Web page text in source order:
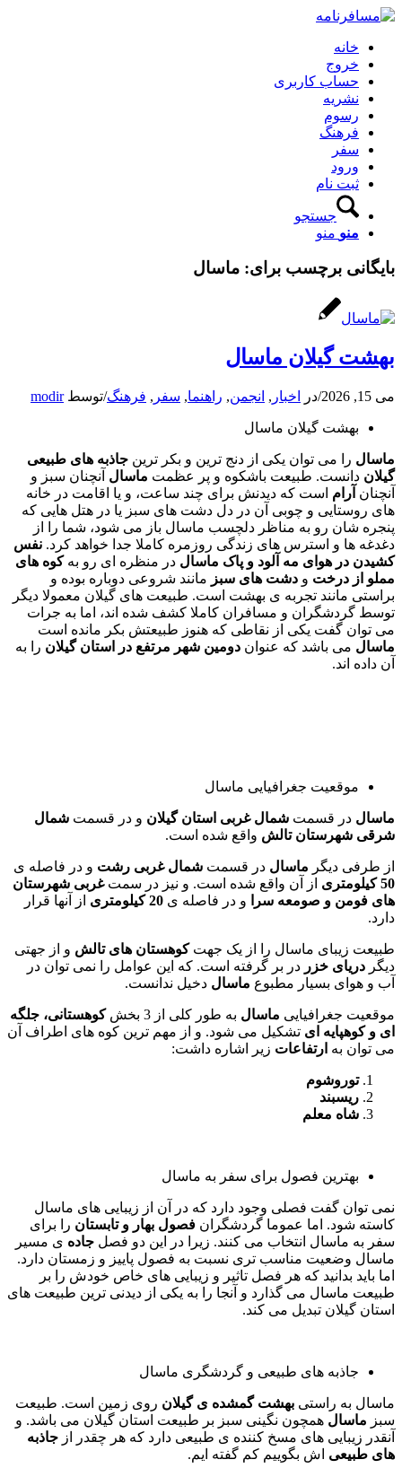
خانه
خروج
حساب کاربری
نشریه
رسوم
فرهنگ
سفر
ورود
ثبت نام
جستجو
منو منو
بایگانی برچسب برای: ماسال
بهشت گیلان ماسال
می 15, 2026 /در اخبار , انجمن, راهنما, سفر , فرهنگ/توسطmodir
بهشت گیلان ماسال
ماسال را می توان یکی از دنج ترین و بکر ترین جاذبه های طبیعی
گیلان دانست. طبیعت باشکوه و پر عظمت ماسال آنچنان سبز و
آنچنان آرام است که دیدنش برای چند ساعت، و یا اقامت در خانه
های روستایی و چوبی آن در دل دشت های سبز یا در هتل هایی که
پنجره شان رو به مناظر دلچسب ماسال باز می شود، شما را از
دغدغه ها و استرس های زندگی روزمره کاملا جدا خواهد کرد. نفس
کشیدن در هوای مه آلود و پاک ماسال در منظره ای رو بهکوه های
مملو از درخت و دشت های سبز مانند شروعی دوباره بوده و
براستی مانند تجربه ی بهشت است. طبیعت های گیلان معمولا دیگر
توسط گردشگران و مسافران کاملا کشف شده اند، اما به جرات
می توان گفت یکی از نقاطی که هنوز طبیعتش بکر مانده است
ماسال می باشد که عنوان دومین شهر مرتفع در استان گیلان را به
آن داده اند.
موقعیت جغرافیایی ماسال
ماسال در قسمت شمال غربی استان گیلان و در قسمت شمال
شرقی شهرستان تالش واقع شده است.
از طرفی دیگر ماسال در قسمت شمال غربی رشت و در فاصله ی
50 کیلومتری
از آن واقع شده است. و نیز در سمت غربی شهرستان
های فومن و صومعه سرا
و در فاصله ی 20 کیلومتری از آنها قرار
دارد.
طبیعت زیبای ماسال را از یک جهتکوهستان های تالش و از جهتی
دیگر دریای خزر در بر گرفته است. که این عوامل را نمی توان در
آب و هوای بسیار مطبوع ماسال دخیل ندانست.
موقعیت جغرافیایی ماسال به طور کلی از 3 بخش
کوهستانی، جلگه
ای و کوهپایه ای تشکیل می شود. و از مهم ترین کوه های اطراف آن
می توان به ارتفاعات زیر اشاره داشت:
توروشوم
ریسبند
شاه معلم
بهترین فصول برای سفر به ماسال
نمی توان گفت فصلی وجود دارد که در آن از زیبایی های ماسال
کاسته شود. اما عموما گردشگران فصول بهار و تابستان را برای
سفر به ماسال انتخاب می کنند. زیرا در این دو فصل جاده ی مسیر
ماسال وضعیت مناسب تری نسبت به فصول پاییز و زمستان دارد.
اما باید بدانید که هر فصل تاثیر و زیبایی های خاص خودش را بر
طبیعت ماسال می گذارد و آنجا را به یکی از دیدنی ترین طبیعت های
استان گیلان تبدیل می کند.
جاذبه های طبیعی و گردشگری ماسال
ماسال به راستی بهشت گمشده ی گیلان روی زمین است. طبیعت
سبز ماسال همچون نگینی سبز بر طبیعت استان گیلان می باشد. و
آنقدر زیبایی های مسخ کننده ی طبیعی دارد که هر چقدر از جاذبه
های طبیعی اش بگوییم کم گفته ایم.